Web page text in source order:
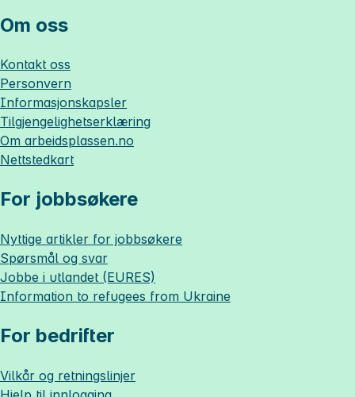
Om oss
Kontakt oss
Personvern
Informasjonskapsler
Tilgjengelighetserklæring
Om arbeidsplassen.no
Nettstedkart
For jobbsøkere
Nyttige artikler for jobbsøkere
Spørsmål og svar
Jobbe i utlandet (EURES)
Information to refugees from Ukraine
For bedrifter
Vilkår og retningslinjer